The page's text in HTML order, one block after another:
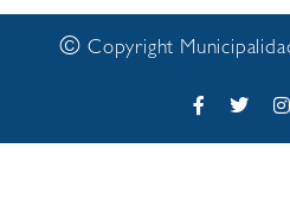
© Copyright